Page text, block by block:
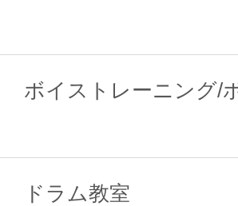
ボイストレーニング/
ドラム教室